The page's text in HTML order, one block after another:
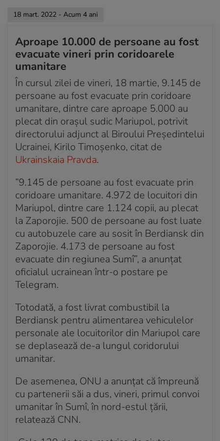
consecințele care vor apărea în cazul în care China
Acum 4 ani
Detaliile discuției dintre Putin și Macron
Acum 4 ani
Poziția Kievului în negocierile cu Moscova,
neschimbată, spune un negociator ucrainean
Acum 4 ani
O publicație online din Ucraina anunță că o
jurnalistă a fost răpită de forțele ruse
Acum 4 ani
Jinping
Acum 4 ani
Rusia anunță că negocierile cu Ucraina înregistrează
progrese
Acum 4 ani
Primarul din Mariupol anunță că centrul orașului a
devenit scena luptelor
Acum 4 ani
dărâmăturile” teatrului Mariupol
Zelenski: Cererea Ucrainei de aderare la UE ar putea
fi aprobată în câteva luni
Zece diplomaţi ruşi, expulzați din țările baltice
Acum 4 ani
Guvernatorul regiunii Kiev: Mai multe localități sunt
izolate și nu au hrană, apă și medicamente
18 mart. 2022 - Acum 4 ani
Aproape 10.000 de persoane au fost
evacuate vineri prin coridoarele
umanitare
În cursul zilei de vineri, 18 martie, 9.145 de
persoane au fost evacuate prin coridoare
umanitare, dintre care aproape 5.000 au
plecat din orașul sudic Mariupol, potrivit
directorului adjunct al Biroului Președintelui
Ucrainei, Kirilo Timoșenko, citat de
Ukrainskaia Pravda.
”9.145 de persoane au fost evacuate prin
coridoare umanitare. 4.972 de locuitori din
Mariupol, dintre care 1.124 copii, au plecat
la Zaporojie. 500 de persoane au fost luate
cu autobuzele care au sosit în Berdiansk din
Zaporojie. 4.173 de persoane au fost
evacuate din regiunea Sumî”, a anunțat
oficialul ucrainean într-o postare pe
Telegram.
Totodată, a fost livrat combustibil la
Berdiansk pentru alimentarea vehiculelor
personale ale locuitorilor din Mariupol care
se deplasează de-a lungul coridorului
umanitar.
De asemenea, ONU a anunțat că împreună
cu partenerii săi a dus, vineri, primul convoi
umanitar în Sumî, în nord-estul țării,
relatează CNN.